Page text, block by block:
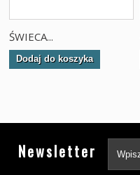
ŚWIECA...
Dodaj do koszyka
Newsletter